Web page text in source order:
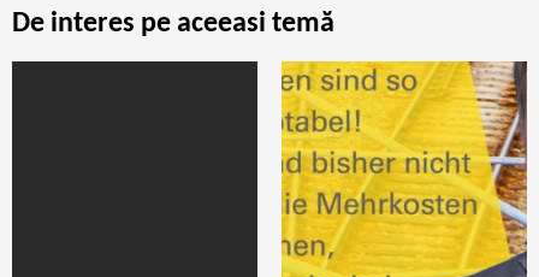
De interes pe aceeasi temă